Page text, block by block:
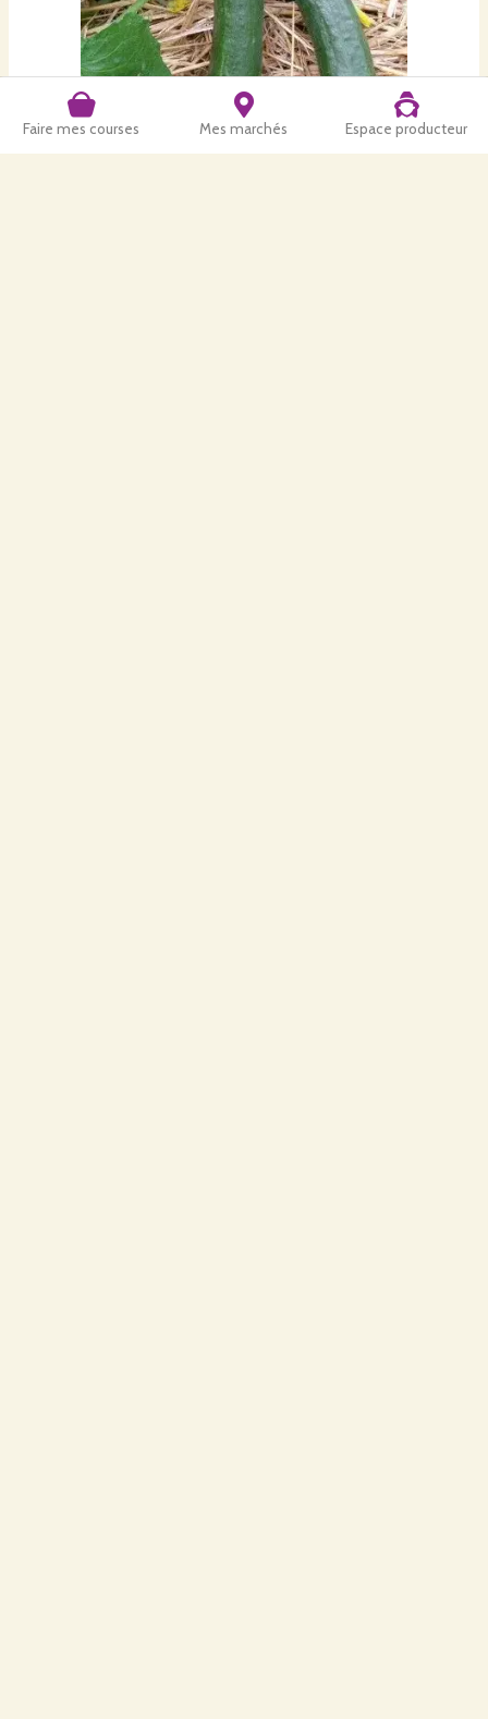
Faire mes courses Mes marchés Espace producteur
Plant Courge "Butternut"